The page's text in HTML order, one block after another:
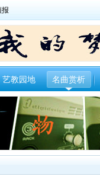
艺教园地 名曲赏析